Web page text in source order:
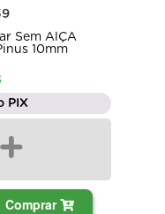
Sem AlÇA
10mm
PIX
+
Comprar